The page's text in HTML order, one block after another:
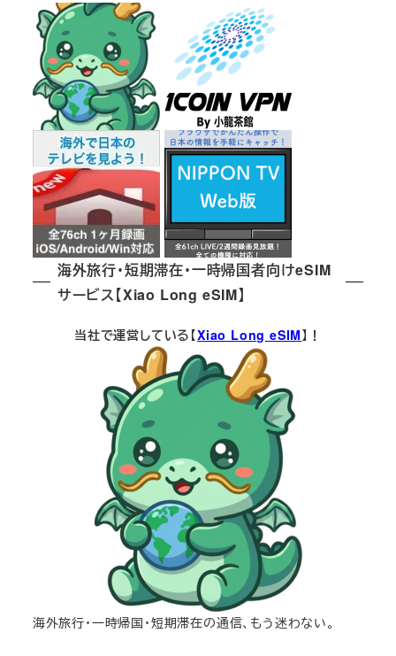
海外旅行・短期滞在・一時帰国者向けeSIM
サービス【Xiao Long eSIM】
当社で運営している【Xiao Long eSIM】！
海外旅行・一時帰国・短期滞在の通信、もう迷わない。